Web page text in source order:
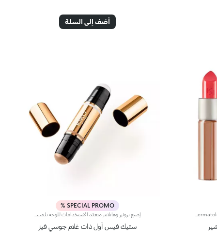
أضف إلى السلة
Semi-sheer lipstick that naturally reflects the light. The formula contains orchid extracts and hyaluronic filling spheres. The creamy texture softens the lips, leaving them supple and radiant. The application awakens your senses; your lips will feel wonderful. The easy-to-apply lipstick glides on perfectly. Glossy Dream Sheer Lipstick comes in a new, modern tube with a metallic finish. This lipstick's distinguishing characteristic is the unique button at the top of the cap. Available in 15 colours. Dermatologically tested. Non-comedogenic.
SPECIAL PROMO %
ستيك فيس أول ذات غلام جوسي فيز